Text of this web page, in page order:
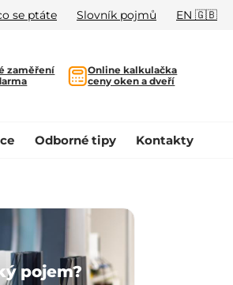
se ptáte Slovník pojmů EN 🇬🇧
zaměření
Online kalkulačka
ceny oken a dveří
Odborné tipy Kontakty
pojem?